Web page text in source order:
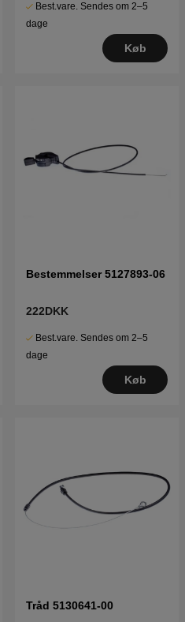
Best.vare. Sendes om 2–5
dage
Køb
Bestemmelser 5127893-06
222DKK
Best.vare. Sendes om 2–5
dage
Køb
Tråd 5130641-00